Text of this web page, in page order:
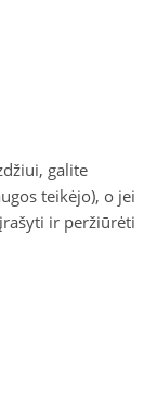
galite
teikėjo), o jei
ir peržiūrėti